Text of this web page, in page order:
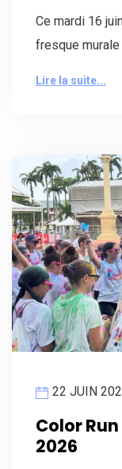
Ce mardi 16
fresque
Lire la suite...
22 JUIN
Color
2026